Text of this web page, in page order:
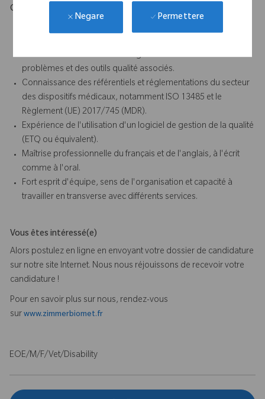
Negare Permettere
Ce qui vous démarquera
Connaissance des méthodologies de résolution de
problèmes et des outils qualité associés.
Connaissance des référentiels et réglementations du secteur
des dispositifs médicaux, notamment ISO 13485 et le
Règlement (UE) 2017/745 (MDR).
Expérience de l'utilisation d'un logiciel de gestion de la qualité
(ETQ ou équivalent).
Maîtrise professionnelle du français et de l'anglais, à l'écrit
comme à l'oral.
Fort esprit d'équipe, sens de l'organisation et capacité à
travailler en transverse avec différents services.
Vous êtes intéressé(e)
Alors postulez en ligne en envoyant votre dossier de candidature
sur notre site Internet. Nous nous réjouissons de recevoir votre
candidature !
Pour en savoir plus sur nous, rendez-vous
sur www.zimmerbiomet.fr
EOE/M/F/Vet/Disability